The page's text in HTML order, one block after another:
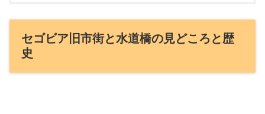
セゴビア旧市街と水道橋の見どころと歴
史